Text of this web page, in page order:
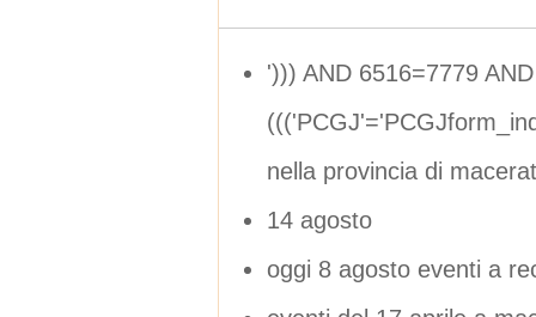
'))) AND 6516=7779 AND
nella provincia di
14 agosto
oggi 8 agosto eventi a